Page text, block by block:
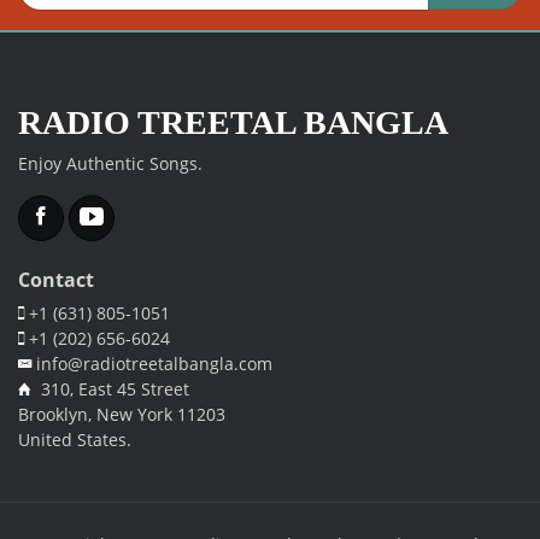
RADIO TREETAL BANGLA
Enjoy Authentic Songs.
FacebookTwitter
Contact
+1 (631) 805-1051
+1 (202) 656-6024
info@radiotreetalbangla.com
310, East 45 Street
Brooklyn, New York 11203
United States.